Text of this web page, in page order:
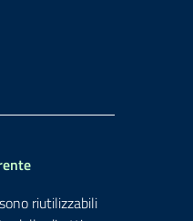
riutilizzabili